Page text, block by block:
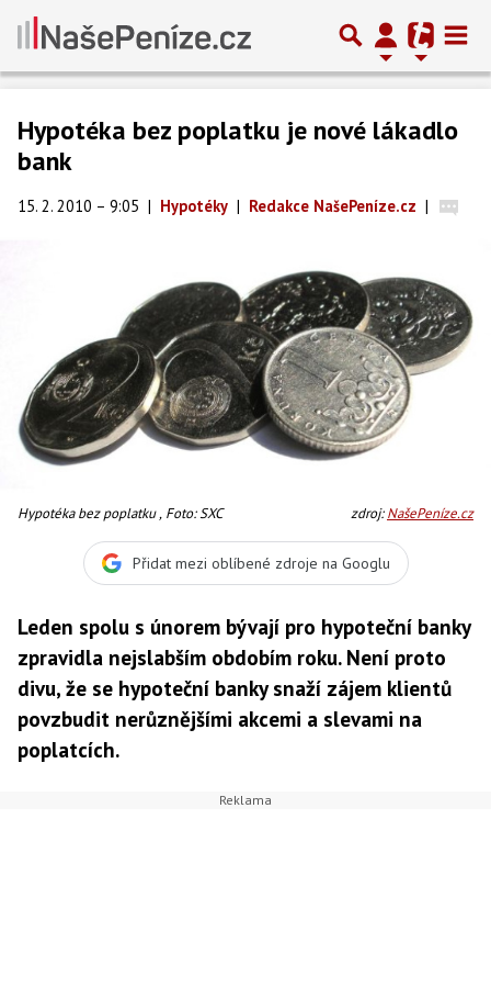
Hypotéka bez poplatku je nové lákadlo
bank
15. 2. 2010 – 9:05 | Hypotéky | Redakce NašePeníze.cz |
Hypotéka bez poplatku , Foto: SXC zdroj:NašePeníze.cz
Přidat mezi oblíbené zdroje na Googlu
Leden spolu s únorem bývají pro hypoteční banky
zpravidla nejslabším obdobím roku. Není proto
divu, že se hypoteční banky snaží zájem klientů
povzbudit nerůznějšími akcemi a slevami na
poplatcích.